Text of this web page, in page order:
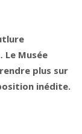
Le Musée
plus sur
inédite.